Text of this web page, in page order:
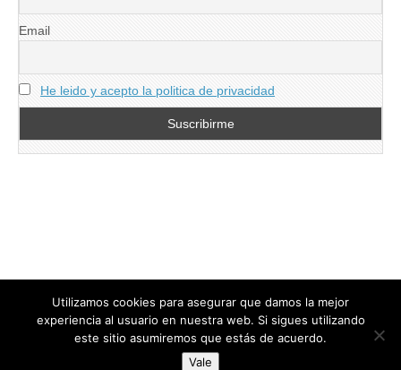
Email
He leido y acepto la politica de privacidad
directoresdeseguridad.es
Utilizamos cookies para asegurar que damos la mejor
experiencia al usuario en nuestra web. Si sigues utilizando
este sitio asumiremos que estás de acuerdo.
Vale